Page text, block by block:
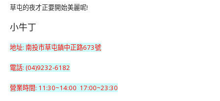
草屯的夜才正要開始美麗呢!
小牛丁
地址: 南投市草屯鎮中正路673號
電話: (04)9232-6182
營業時間: 11:30~14:00 17:00~23:30